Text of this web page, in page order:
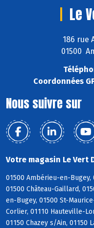
Le
186 rue
01500
Coordonnées
Nous suivre sur
Votre magasin Le Vert
01500 Ambérieu-en-Bugey,
01500 Château-Gaillard,
en-Bugey, 01500 St-
Corlier, 01110 Hauteville-
01150 Chazey s/Ain, 01150